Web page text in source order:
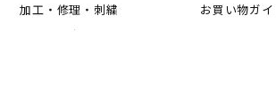
加工・修理・刺繍
お買い物ガイ
カートの中を見る